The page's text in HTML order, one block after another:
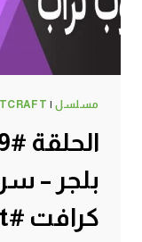
#SMARTCRAFT
مسلسل|
كرافت #SmartCraft